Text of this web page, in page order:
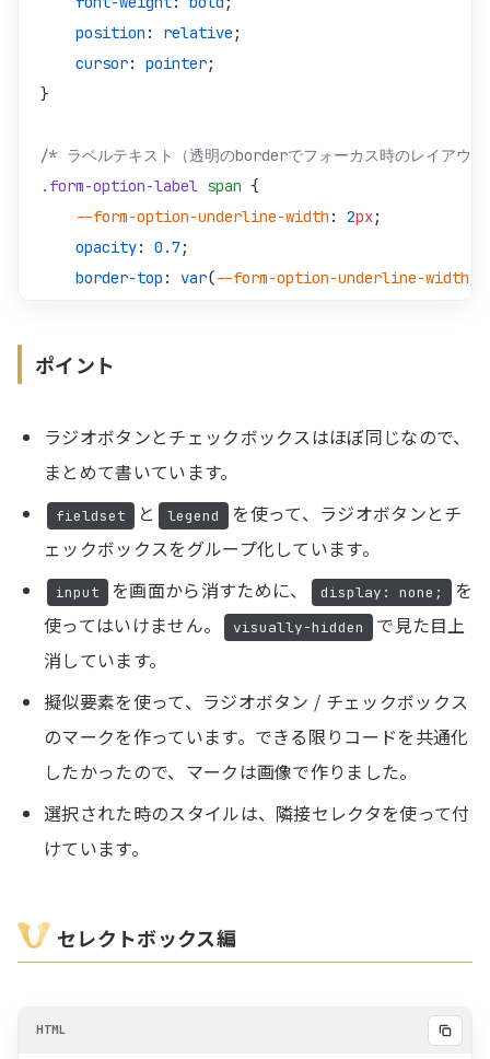
    position
: relative ;
    cursor
: pointer;
}
/* ラベルテキスト（透明のborderでフォーカス時のレイアウ
.form-option-label span {
    --form-option-underline-width
: 2px;
    opacity
: 0.7;
    border-top
: var(--form-option-underline-width)
.form-option-label::before {
    content
""
    width
: var (--radio-checkbox-size );
    height
: var(--radio-checkbox-size);
    border
: 1px solid var(--color-border);
    flex-shrink
: 0
/* ラジオ用・丸形 */
.form-option-label--radio::before {
    border-radius
: 50%;
/* チェックボックス用・角丸四角 */
    border-radius
}
span {
ポイント
ラジオボタンとチェックボックスはほぼ同じなので、
まとめて書いています。
fieldset と legend
を使って、ラジオボタンとチ
ェックボックスをグループ化しています。
input を画面から消すために、 display: none;
を
使ってはいけません。
visually-hidden
で見た目上
消しています。
擬似要素を使って、ラジオボタン / チェックボックス
のマークを作っています。できる限りコードを共通化
したかったので、マークは画像で作りました。
選択された時のスタイルは、隣接セレクタを使って付
けています。
セレクトボックス編